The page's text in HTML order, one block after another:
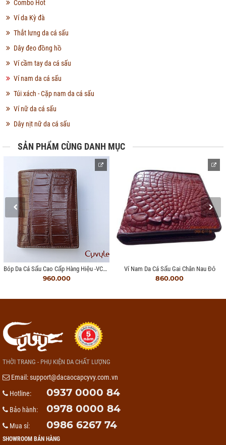
Combo Hot
Ví da Kỳ đà
Thắt lưng da cá sấu
Dây đeo đồng hồ
Ví cầm tay da cá sấu
Ví nam da cá sấu
Túi xách - Cặp nam da cá sấu
Ví nữ da cá sấu
Dây nịt nữ da cá sấu
SẢN PHẨM CÙNG DANH MỤC
Bóp Da Cá Sấu Cao Cấp Hàng Hiệu -VCCL955I
960.000
Ví Nam Da Cá Sấu Gai Chân Nau Đỏ
860.000
THỜI TRANG - PHỤ KIỆN DA CHẤT LƯỢNG
Email:support@dacaocapcyvy.com.vn
Hotline:
0937 0000 84
Bảo hành: 0978 0000 84
Mua sỉ: 0986 6267 74
SHOWROOM BÁN HÀNG